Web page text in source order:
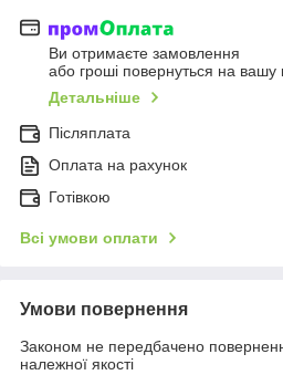
Ви отримаєте замовлення
або гроші повернуться на вашу
Детальніше
Післяплата
Оплата на рахунок
Готівкою
Всі умови оплати
Умови повернення
Законом не передбачено
належної якості